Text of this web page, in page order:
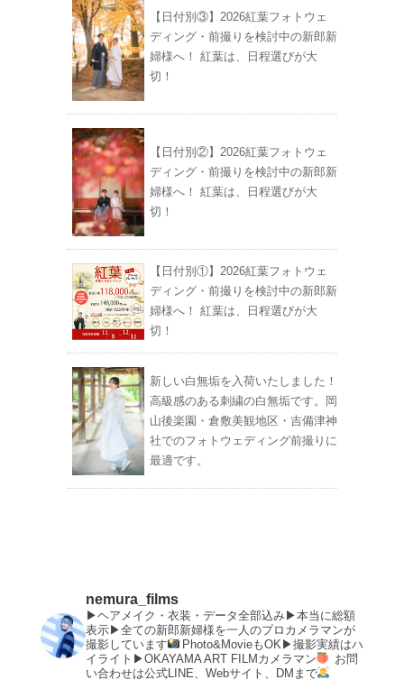
【日付別③】2026紅葉フォトウェ
ディング・前撮りを検討中の新郎新
婦様へ！ 紅葉は、日程選びが大
切！
【日付別②】2026紅葉フォトウェ
ディング・前撮りを検討中の新郎新
婦様へ！ 紅葉は、日程選びが大
切！
【日付別①】2026紅葉フォトウェ
ディング・前撮りを検討中の新郎新
婦様へ！ 紅葉は、日程選びが大
切！
新しい白無垢を入荷いたしました！
高級感のある刺繍の白無垢です。岡
山後楽園・倉敷美観地区・吉備津神
社でのフォトウェディング前撮りに
最適です。
nemura_films
▶︎ヘアメイク・衣装・データ全部込み▶︎本当に総額
表示▶︎全ての新郎新婦様を一人のプロカメラマンが
撮影しています
Photo&MovieもOK▶︎撮影実績はハ
イライト▶︎OKAYAMA ART FILMカメラマン
お問
い合わせは公式LINE、Webサイト、DMまで